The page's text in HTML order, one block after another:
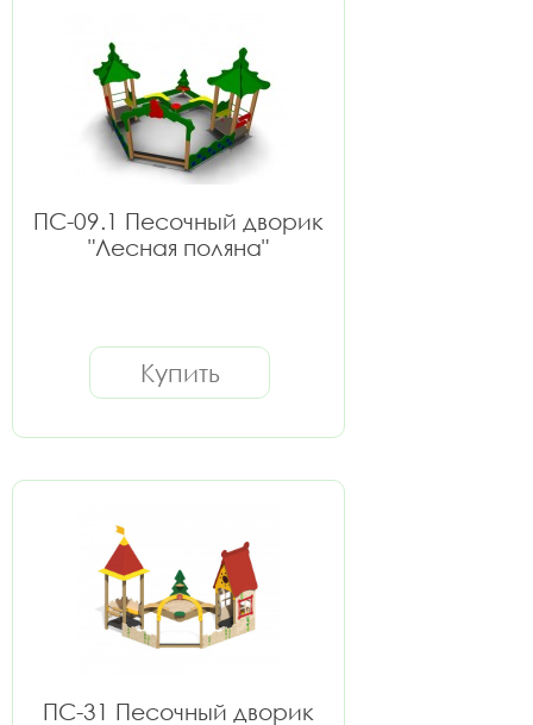
ПС-09.1 Песочный дворик
"Лесная поляна"
Купить
ПС-31 Песочный дворик